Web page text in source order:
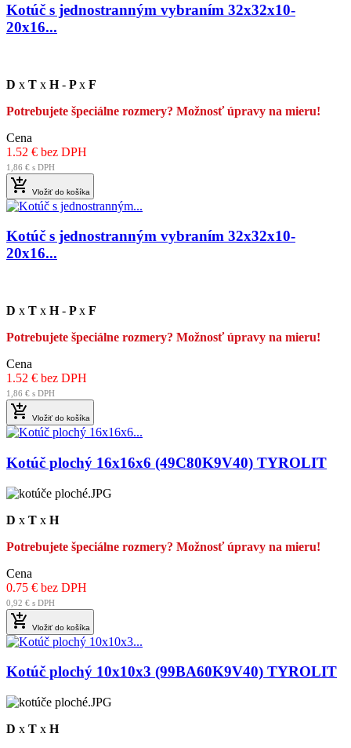
Kotúč s jednostranným vybraním 32x32x10-
20x16...
D x T x H- Px F
Potrebujete špeciálne rozmery? Možnosť úpravy na mieru!
Cena
1.52 € bez DPH
1,86 € s DPH
 Vložiť do košíka
Kotúč s jednostranným vybraním 32x32x10-
20x16...
D x T x H- Px F
Potrebujete špeciálne rozmery? Možnosť úpravy na mieru!
Cena
1.52 € bez DPH
1,86 € s DPH
 Vložiť do košíka
Kotúč plochý 16x16x6 (49C80K9V40) TYROLIT
D x T x H
Potrebujete špeciálne rozmery? Možnosť úpravy na mieru!
Cena
0.75 € bez DPH
0,92 € s DPH
 Vložiť do košíka
Kotúč plochý 10x10x3 (99BA60K9V40) TYROLIT
D x T x H